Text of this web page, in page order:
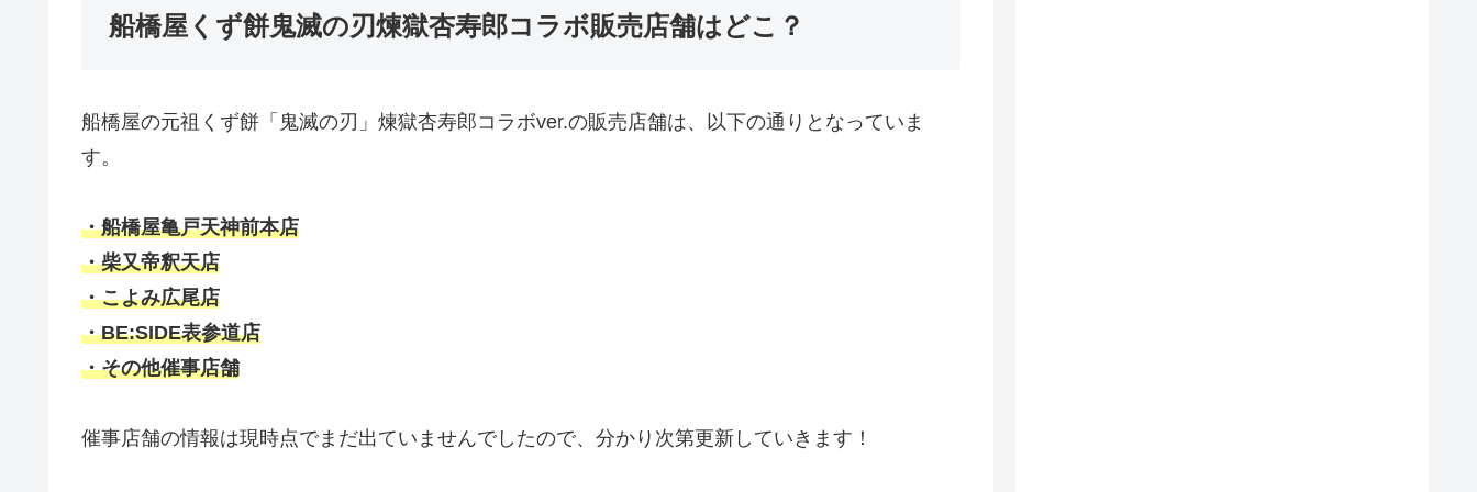
船橋屋くず餅鬼滅の刃煉獄杏寿郎コラボ販売店舗はどこ？
船橋屋の元祖くず餅「鬼滅の刃」煉獄杏寿郎コラボver.の販売店舗は、以下の通りとなっていま
す。
・船橋屋亀戸天神前本店
・柴又帝釈天店
・こよみ広尾店
・BE:SIDE表参道店
・その他催事店舗
催事店舗の情報は現時点でまだ出ていませんでしたので、分かり次第更新していきます！